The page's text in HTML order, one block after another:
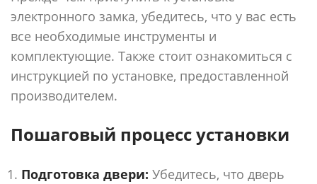
электронного замка, убедитесь, что у вас есть
все необходимые инструменты и
комплектующие. Также стоит ознакомиться с
инструкцией по установке, предоставленной
производителем.
Пошаговый процесс установки
Подготовка двери: Убедитесь, что дверь